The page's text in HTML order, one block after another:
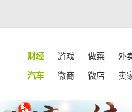
财经 游戏 做菜
外
汽车 微商 微店 卖